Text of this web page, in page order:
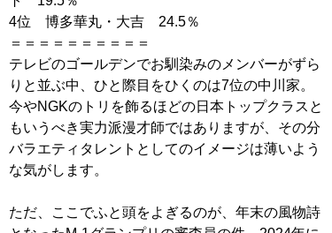
4位 博多華丸・大吉 24.5％
＝＝＝＝＝＝＝＝＝＝
テレビのゴールデンでお馴染みのメンバーがずら
りと並ぶ中、ひと際目をひくのは7位の中川家。
今やNGKのトリを飾るほどの日本トップクラスと
もいうべき実力派漫才師ではありますが、その分
バラエティタレントとしてのイメージは薄いよう
な気がします。
ただ、ここでふと頭をよぎるのが、年末の風物詩